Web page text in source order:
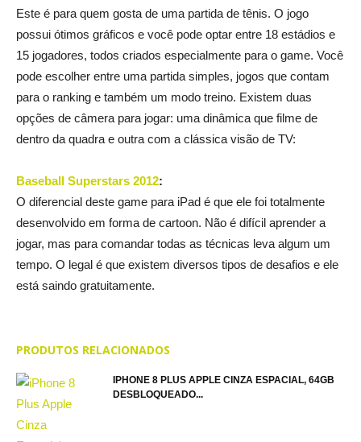
Este é para quem gosta de uma partida de tênis. O jogo
possui ótimos gráficos e você pode optar entre 18 estádios e
15 jogadores, todos criados especialmente para o game. Você
pode escolher entre uma partida simples, jogos que contam
para o ranking e também um modo treino. Existem duas
opções de câmera para jogar: uma dinâmica que filme de
dentro da quadra e outra com a clássica visão de TV:
Baseball Superstars 2012:
O diferencial deste game para iPad é que ele foi totalmente
desenvolvido em forma de cartoon. Não é difícil aprender a
jogar, mas para comandar todas as técnicas leva algum um
tempo. O legal é que existem diversos tipos de desafios e ele
está saindo gratuitamente.
PRODUTOS RELACIONADOS
IPHONE 8 PLUS APPLE CINZA ESPACIAL, 64GB
DESBLOQUEADO...